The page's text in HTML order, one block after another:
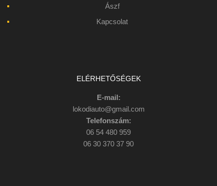
Ászf
Kapcsolat
ELÉRHETŐSÉGEK
E-mail:
lokodiauto@gmail.com
Telefonszám:
06 54 480 959
06 30 370 37 90